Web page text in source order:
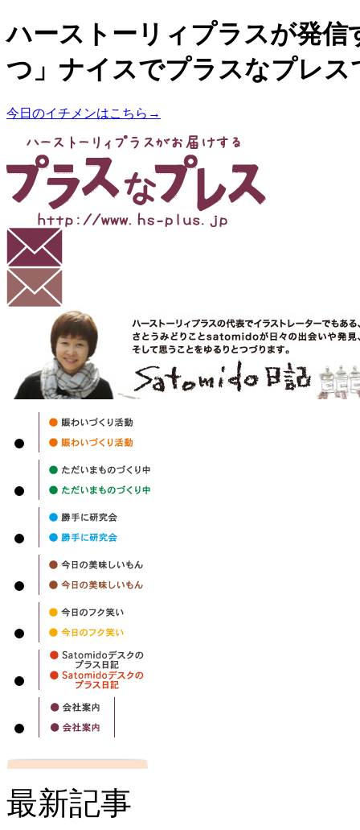
ハーストーリィプラスが発信
つ」ナイスでプラスなプレス
今日のイチメンはこちら→
最新記事